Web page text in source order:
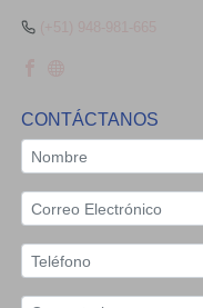
CONTÁCTANOS